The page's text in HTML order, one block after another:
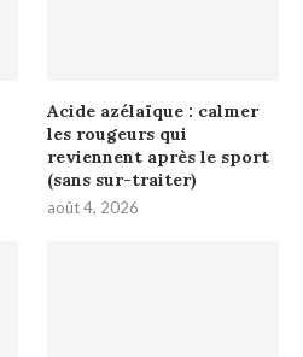
Acide azélaïque : calmer
les rougeurs qui
reviennent après le sport
(sans sur-traiter)
août 4, 2026